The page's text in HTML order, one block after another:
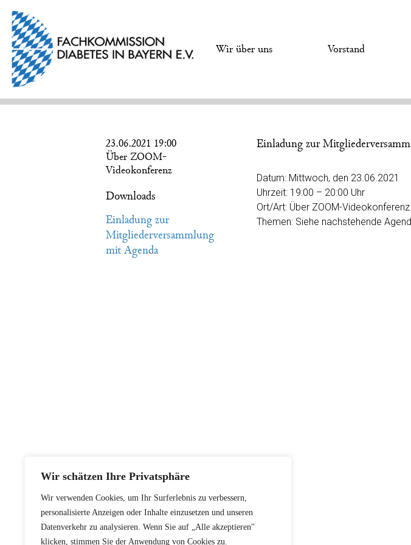
Wir schätzen Ihre Privatsphäre
Wir verwenden Cookies, um Ihr Surferlebnis zu verbessern,
personalisierte Anzeigen oder Inhalte einzusetzen und unseren
Datenverkehr zu analysieren. Wenn Sie auf „Alle akzeptieren"
klicken, stimmen Sie der Anwendung von Cookies zu.
Wir über uns Vorstand
23.06.2021 19:00
Über ZOOM-
Videokonferenz
Downloads
Einladung zur
Mitgliederversammlung
mit Agenda
Einladung zur
Datum: Mittwoch, den 23.06.2021
Uhrzeit: 19:00 – 20:00 Uhr
Ort/Art: Über ZOOM-Videokonferenz
Themen: Siehe nachstehende